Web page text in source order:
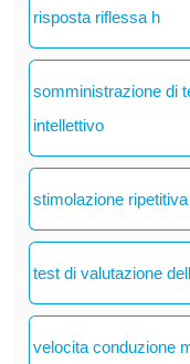
risposta riflessa h
somministrazione di
intellettivo
stimolazione ripetitiva
test di valutazione
velocita conduzione